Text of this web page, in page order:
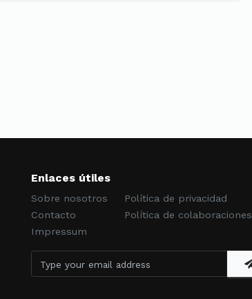
Enlaces útiles
Sobre nosotros
Contacto
Impressum
Política de privacidad
Política de colaboraciones